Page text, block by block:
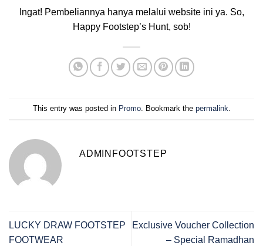
Ingat! Pembeliannya hanya melalui website ini ya. So,
Happy Footstep’s Hunt, sob!
This entry was posted in Promo. Bookmark the permalink.
ADMINFOOTSTEP
LUCKY DRAW FOOTSTEP
FOOTWEAR
Exclusive Voucher Collection
– Special Ramadhan